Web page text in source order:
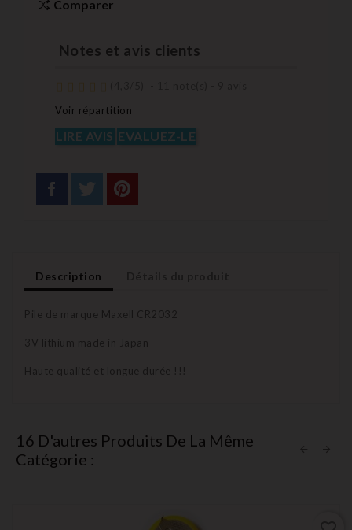
Comparer
Notes et avis clients
Voir répartition
LIRE AVIS EVALUEZ-LE
Description
Pile de marque Maxell CR2032
3V lithium made in Japan
Haute qualité et longue durée !!!
16 D'autres Produits De La Même
Catégorie :